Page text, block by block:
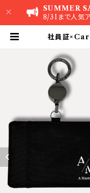
SUMMER
8/31まで人気
社員証
ケース 】